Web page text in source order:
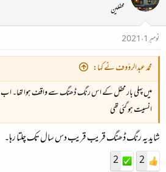
محفلین
نومبر 1، 2021
محمد عبدالرؤوف نے کہا:
میں پہلی بار محفل کے اس رنگ ڈھنگ سے واقف ہوا تھا۔ اب
انسیت ہو گئی تھی
شاید یہ رنگ ڈھنگ قریب قریب دس سال تک چلتا رہا۔
2
2